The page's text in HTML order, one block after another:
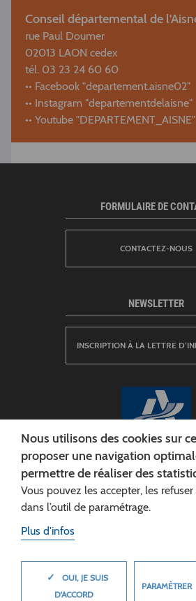
Conseil départemental de
rue Paul Doumer
02013 LAON cedex
tél. 03 23 24 60 60
•• Facebook "departement.aisne02"
•• Instagram "departementdelaisne"
•• Youtube "DEPARTEMENT_AISNE"
CONSEIL DÉPARTEMENTAL
Siège :
FORMULAIRE DE
CONTACTEZ-NOUS
NEWSLETTER
INSCRIPTION À LA LETTRE
Nous utilisons des cookies sur
proposer une navigation
permettre de réaliser des
Vous pouvez les accepter, les
dans l’outil de paramétrage.
Plus d'infos
✓
OUI, JE SUIS
D'ACCORD
PARAMÈTRER
MASQUER